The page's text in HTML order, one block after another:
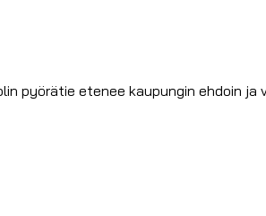
pyörätie etenee kaupungin ehdoin